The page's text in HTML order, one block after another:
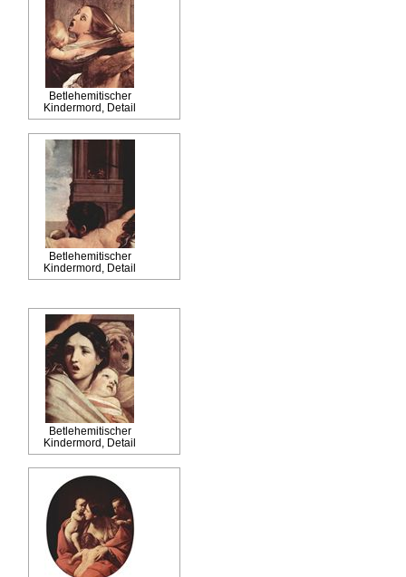
Betlehemitischer
Kindermord, Detail
Betlehemitischer
Kindermord, Detail
Betlehemitischer
Kindermord, Detail